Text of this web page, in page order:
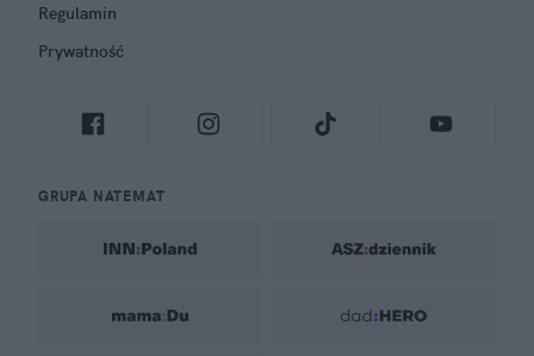
Regulamin
Prywatność
GRUPA NATEMAT